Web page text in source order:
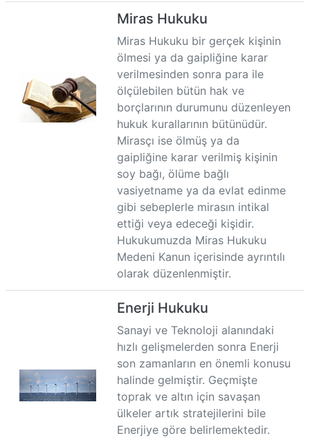
Miras Hukuku
Miras Hukuku bir gerçek kişinin
ölmesi ya da gaipliğine karar
verilmesinden sonra para ile
ölçülebilen bütün hak ve
borçlarının durumunu düzenleyen
hukuk kurallarının bütünüdür.
Mirasçı ise ölmüş ya da
gaipliğine karar verilmiş kişinin
soy bağı, ölüme bağlı
vasiyetname ya da evlat edinme
gibi sebeplerle mirasın intikal
ettiği veya edeceği kişidir.
Hukukumuzda Miras Hukuku
Medeni Kanun içerisinde ayrıntılı
olarak düzenlenmiştir.
Enerji Hukuku
Sanayi ve Teknoloji alanındaki
hızlı gelişmelerden sonra Enerji
son zamanların en önemli konusu
halinde gelmiştir. Geçmişte
toprak ve altın için savaşan
ülkeler artık stratejilerini bile
Enerjiye göre belirlemektedir.